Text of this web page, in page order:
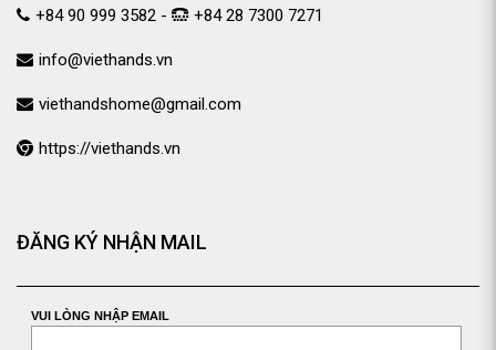
+84 90 999 3582 - +84 28 7300 7271
info@viethands.vn
viethandshome@gmail.com
https://viethands.vn
ĐĂNG KÝ NHẬN MAIL
VUI LÒNG NHẬP EMAIL